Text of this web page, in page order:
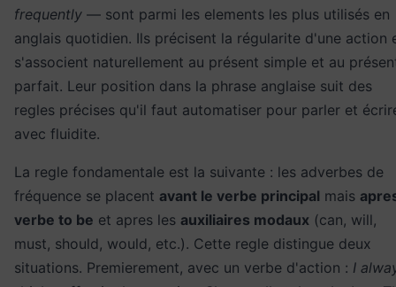
frequently — sont parmi les elements les plus utilisés en
anglais quotidien. Ils précisent la régularite d'une action
s'associent naturellement au présent simple et au
parfait. Leur position dans la phrase anglaise suit des
regles précises qu'il faut automatiser pour parler et
avec fluidite.
La regle fondamentale est la suivante : les adverbes de
fréquence se placent avant le verbe principal mais
verbe to be et apres les auxiliaires modaux (can, will,
must, should, would, etc.). Cette regle distingue deux
situations. Premierement, avec un verbe d'action : I